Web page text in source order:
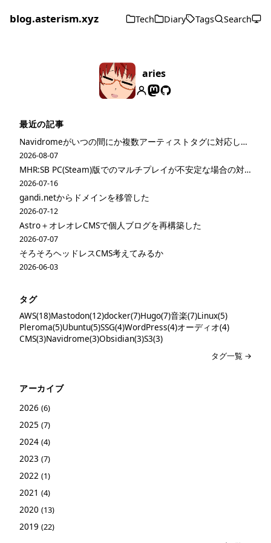
blog.asterism.xyz Tech Diary Tags Search
aries
最近の記事
Navidromeがいつの間にか複数アーティストタグに対応してた
2026-08-07
MHR:SB PC(Steam)版でのマルチプレイが不安定な場合の対策
2026-07-16
gandi.netからドメインを移管した
2026-07-12
Astro＋オレオレCMSで個人ブログを再構築した
2026-07-07
そろそろヘッドレスCMS考えてみるか
2026-06-03
タグ
AWS(18)Mastodon(12)docker(7)Hugo(7)音楽(7)Linux(5)
Pleroma(5)Ubuntu(5)SSG(4)WordPress(4)オーディオ(4)
CMS(3)Navidrome(3)Obsidian(3)S3(3)
タグ一覧 →
アーカイブ
2026 (6)
2025 (7)
2024 (4)
2023 (7)
2022 (1)
2021 (4)
2020 (13)
2019 (22)